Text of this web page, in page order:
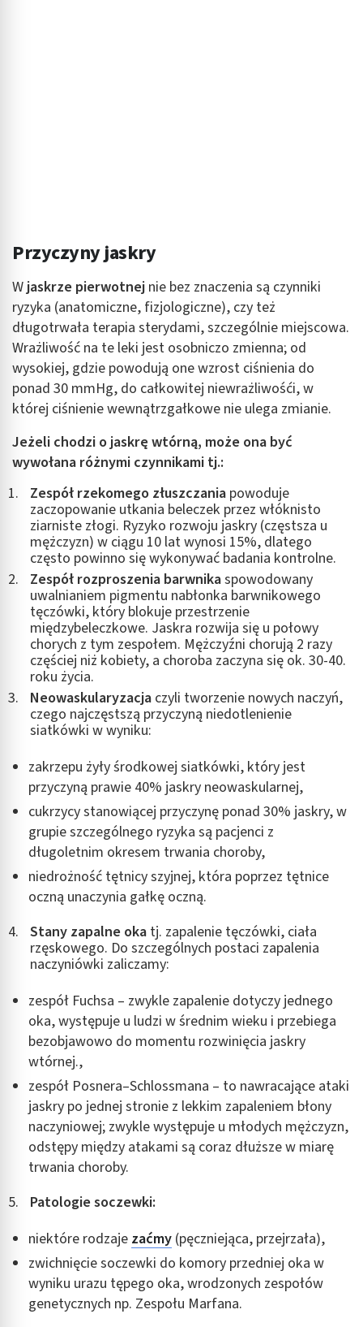
Przyczyny jaskry
W jaskrze pierwotnej nie bez znaczenia są czynniki
ryzyka (anatomiczne, fizjologiczne), czy też
długotrwała terapia sterydami, szczególnie miejscowa.
Wrażliwość na te leki jest osobniczo zmienna; od
wysokiej, gdzie powodują one wzrost ciśnienia do
ponad 30 mmHg, do całkowitej niewrażliwośći, w
której ciśnienie wewnątrzgałkowe nie ulega zmianie.
Jeżeli chodzi o jaskrę wtórną, może ona być
wywołana różnymi czynnikami tj.:
Zespół rzekomego złuszczania powoduje
zaczopowanie utkania beleczek przez włóknisto
ziarniste złogi. Ryzyko rozwoju jaskry (częstsza u
mężczyzn) w ciągu 10 lat wynosi 15%, dlatego
często powinno się wykonywać badania kontrolne.
Zespół rozproszenia barwnikaspowodowany
uwalnianiem pigmentu nabłonka barwnikowego
tęczówki, który blokuje przestrzenie
międzybeleczkowe. Jaskra rozwija się u połowy
chorych z tym zespołem. Mężczyźni chorują 2 razy
częściej niż kobiety, a choroba zaczyna się ok. 30-40.
roku życia.
Neowaskularyzacja czyli tworzenie nowych naczyń,
czego najczęstszą przyczyną niedotlenienie
siatkówki w wyniku:
zakrzepu żyły środkowej siatkówki, który jest
przyczyną prawie 40% jaskry neowaskularnej,
cukrzycy stanowiącej przyczynę ponad 30% jaskry, w
grupie szczególnego ryzyka są pacjenci z
długoletnim okresem trwania choroby,
niedrożność tętnicy szyjnej, która poprzez tętnice
oczną unaczynia gałkę oczną.
Stany zapalne oka tj. zapalenie tęczówki, ciała
rzęskowego. Do szczególnych postaci zapalenia
naczyniówki zaliczamy:
zespół Fuchsa – zwykle zapalenie dotyczy jednego
oka, występuje u ludzi w średnim wieku i przebiega
bezobjawowo do momentu rozwinięcia jaskry
wtórnej.,
zespół Posnera–Schlossmana – to nawracające ataki
jaskry po jednej stronie z lekkim zapaleniem błony
naczyniowej; zwykle występuje u młodych mężczyzn,
odstępy między atakami są coraz dłuższe w miarę
trwania choroby.
Patologie soczewki:
niektóre rodzaje zaćmy (pęczniejąca, przejrzała),
zwichnięcie soczewki do komory przedniej oka w
wyniku urazu tępego oka, wrodzonych zespołów
genetycznych np. Zespołu Marfana.